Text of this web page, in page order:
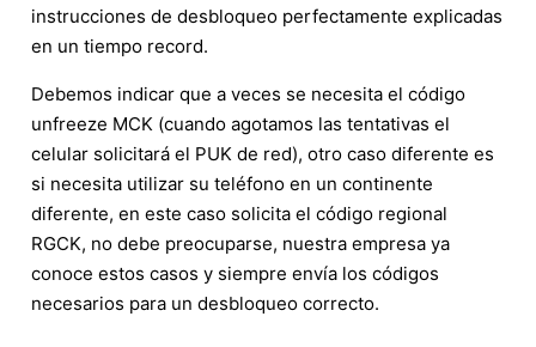
instrucciones de desbloqueo perfectamente explicadas
en un tiempo record.
Debemos indicar que a veces se necesita el código
unfreeze MCK (cuando agotamos las tentativas el
celular solicitará el PUK de red), otro caso diferente es
si necesita utilizar su teléfono en un continente
diferente, en este caso solicita el código regional
RGCK, no debe preocuparse, nuestra empresa ya
conoce estos casos y siempre envía los códigos
necesarios para un desbloqueo correcto.